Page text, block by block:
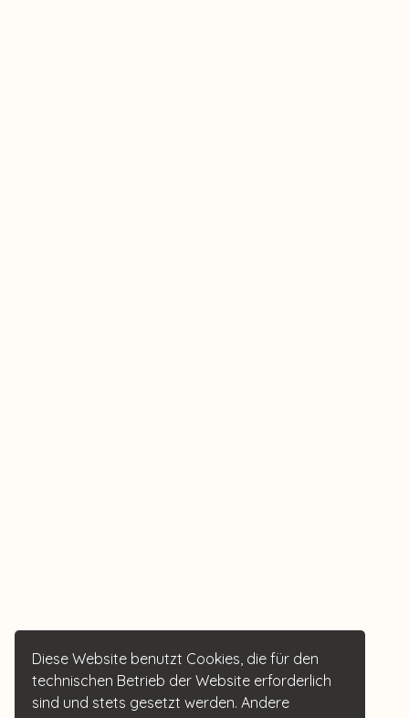
Diese Website benutzt Cookies, die für den
technischen Betrieb der Website erforderlich
sind und stets gesetzt werden. Andere